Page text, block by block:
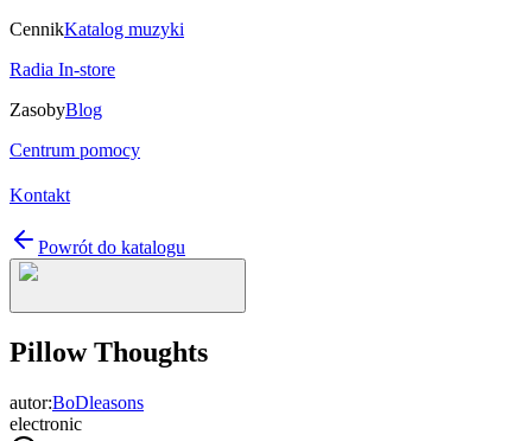
CennikKatalog muzyki
Radia In-store
ZasobyBlog
Centrum pomocy
Kontakt
Powrót do katalogu
Pillow Thoughts
autor:BoDleasons
electronic